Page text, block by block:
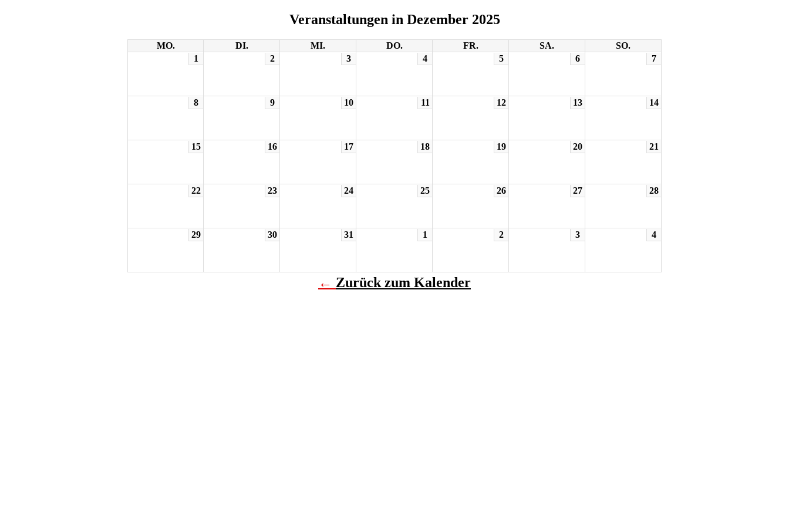
Veranstaltungen in Dezember 2025
MO. DI. MI. DO. FR. SA.
SO.
1
2 3 4 5 6 7
8 9 10 11 12 13 14
15 16 17 18 19 20 21
22 23 24 25 26 27 28
29 30 31 1 2 3 4
← Zurück zum Kalender